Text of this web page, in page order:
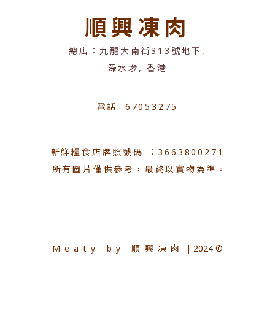
順興凍肉
總店：九龍大南街313號地下,
深水埗, 香港
電話: 67053275
新鮮糧食店牌照號碼 ：3663800271
所有圖片僅供參考，最終以實物為準。
Meaty by 順興凍肉 | 2024 ©